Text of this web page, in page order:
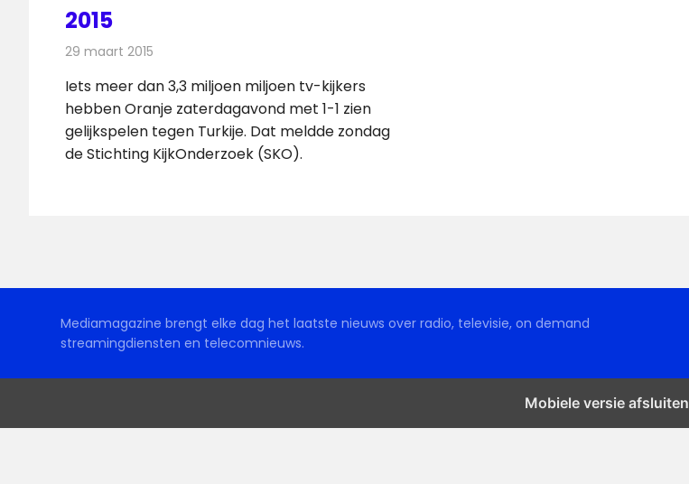
2015
29 maart 2015
Iets meer dan 3,3 miljoen miljoen tv-kijkers
hebben Oranje zaterdagavond met 1-1 zien
gelijkspelen tegen Turkije. Dat meldde zondag
de Stichting KijkOnderzoek (SKO).
Mediamagazine brengt elke dag het laatste nieuws over radio, televisie, on demand
streamingdiensten en telecomnieuws.
Mobiele versie afsluiten